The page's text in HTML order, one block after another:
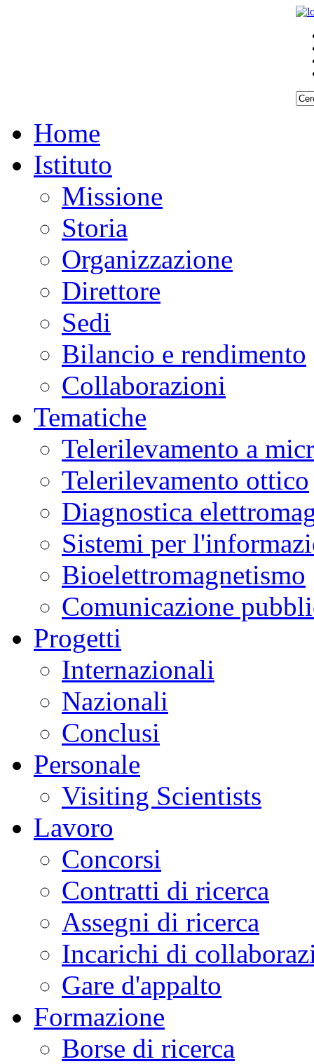
Home
Istituto
Missione
Storia
Organizzazione
Direttore
Sedi
Bilancio e rendimento
Collaborazioni
Tematiche
Telerilevamento a
Telerilevamento ottico
Diagnostica
Sistemi per
Bioelettromagnetismo
Comunicazione
Progetti
Internazionali
Nazionali
Conclusi
Personale
Visiting Scientists
Lavoro
Concorsi
Contratti di ricerca
Assegni di ricerca
Incarichi di
Gare d'appalto
Formazione
Borse di ricerca